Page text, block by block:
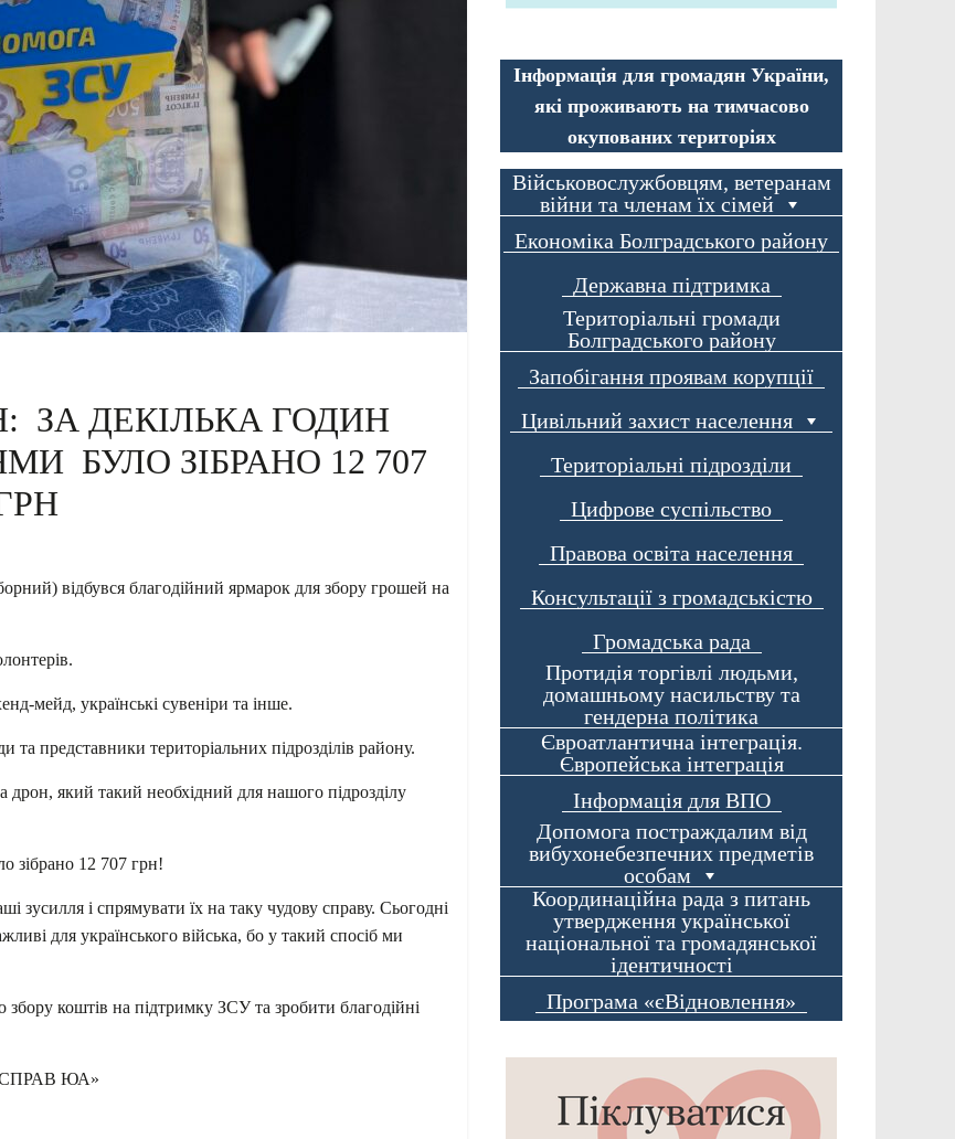
ЗА ДЕКІЛЬКА ГОДИН
БУЛО ЗІБРАНО 12 707
відбувся благодійний ярмарок для збору грошей на
мейд, українські сувеніри та інше.
представники територіальних підрозділів району.
який такий необхідний для нашого підрозділу
зібрано 12 707 грн!
зусилля і спрямувати їх на таку чудову справу. Сьогодні
для українського війська, бо у такий спосіб ми
коштів на підтримку ЗСУ та зробити благодійні
СПРАВ ЮА»
Інформація для громадян України,
які проживають на тимчасово
окупованих територіях
Військовослужбовцям, ветеранам
війни та членам їх сімей
Економіка Болградського району
Державна підтримка
Територіальні громади
Болградського району
Запобігання проявам корупції
Цивільний захист населення
Територіальні підрозділи
Цифрове суспільство
Правова освіта населення
Консультації з громадськістю
Громадська рада
Протидія торгівлі людьми,
домашньому насильству та
гендерна політика
Євроатлантична інтеграція.
Європейська інтеграція
Інформація для ВПО
Допомога постраждалим від
вибухонебезпечних предметів
особам
Координаційна рада з питань
утвердження української
національної та громадянської
ідентичності
Програма «єВідновлення»